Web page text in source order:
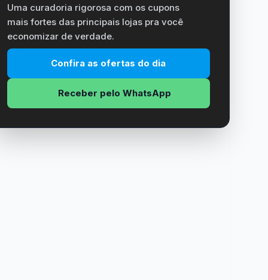
Uma curadoria rigorosa com os cupons
mais fortes das principais lojas pra você
economizar de verdade.
Confira as ofertas do dia
Receber pelo WhatsApp